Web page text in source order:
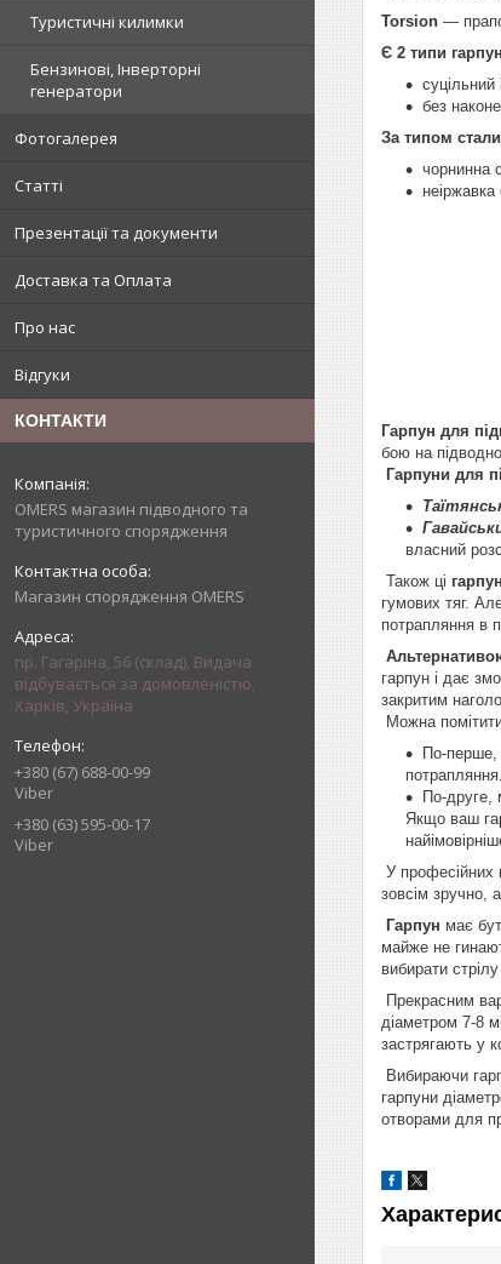
Туристичні килимки
Бензинові, Інверторні
генератори
Фотогалерея
Статті
Презентації та документи
Доставка та Оплата
Про нас
Відгуки
КОНТАКТИ
OMERS магазин підводного та
туристичного спорядження
Магазин спорядження OMERS
пр. Гагаріна, 56 (склад), Видача
відбувається за домовленістю,
Харків, Україна
+380 (67) 688-00-99
Viber
+380 (63) 595-00-17
Viber
Torsion —
Є 2 типи
без
За типом
чорнинна
неіржавка
Гарпун для
бою на
Гарпуни для
власний
Також ці
гумових тяг.
потрапляння в
гарпун і дає
закритим
Можна
По-перше,
потрапляння.
По-друге,
Якщо ваш
У професійних
зовсім зручно,
Гарпун має
майже не
вибирати
Прекрасним
діаметром 7-8
застрягають у
Вибираючи
гарпуни
отворами для